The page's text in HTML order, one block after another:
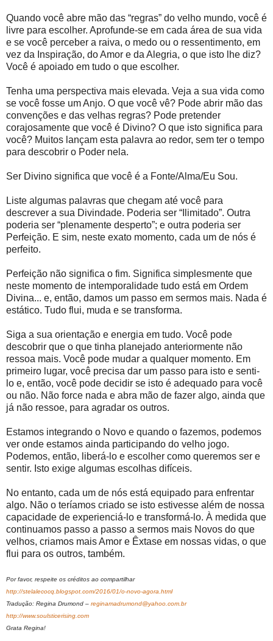
Quando você abre mão das “regras” do velho mundo, você é
livre para escolher. Aprofunde-se em cada área de sua vida
e se você perceber a raiva, o medo ou o ressentimento, em
vez da Inspiração, do Amor e da Alegria, o que isto lhe diz?
Você é apoiado em tudo o que escolher.
Tenha uma perspectiva mais elevada. Veja a sua vida como
se você fosse um Anjo. O que você vê? Pode abrir mão das
convenções e das velhas regras? Pode pretender
corajosamente que você é Divino? O que isto significa para
você? Muitos lançam esta palavra ao redor, sem ter o tempo
para descobrir o Poder nela.
Ser Divino significa que você é a Fonte/Alma/Eu Sou.
Liste algumas palavras que chegam até você para
descrever a sua Divindade. Poderia ser “Ilimitado”. Outra
poderia ser “plenamente desperto”; e outra poderia ser
Perfeição. E sim, neste exato momento, cada um de nós é
perfeito.
Perfeição não significa o fim. Significa simplesmente que
neste momento de intemporalidade tudo está em Ordem
Divina... e, então, damos um passo em sermos mais. Nada é
estático. Tudo flui, muda e se transforma.
Siga a sua orientação e energia em tudo. Você pode
descobrir que o que tinha planejado anteriormente não
ressoa mais. Você pode mudar a qualquer momento. Em
primeiro lugar, você precisa dar um passo para isto e senti-
lo e, então, você pode decidir se isto é adequado para você
ou não. Não force nada e abra mão de fazer algo, ainda que
já não ressoe, para agradar os outros.
Estamos integrando o Novo e quando o fazemos, podemos
ver onde estamos ainda participando do velho jogo.
Podemos, então, liberá-lo e escolher como queremos ser e
sentir. Isto exige algumas escolhas difíceis.
No entanto, cada um de nós está equipado para enfrentar
algo. Não o teríamos criado se isto estivesse além de nossa
capacidade de experienciá-lo e transformá-lo. À medida que
continuamos passo a passo a sermos mais Novos do que
velhos, criamos mais Amor e Êxtase em nossas vidas, o que
flui para os outros, também.
Por favor, respeite os créditos ao compartilhar
http://stelalecocq.blogspot.com/2016/01/o-novo-agora.html
Tradução: Regina Drumond – reginamadrumond@yahoo.com.br
http://www.soulsticerising.com
Grata Regina!